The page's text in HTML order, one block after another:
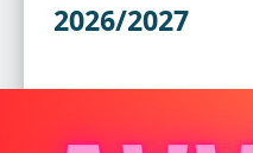
2026/2027